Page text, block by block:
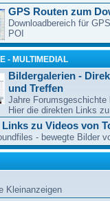
GPS Routen zum
Downloadbereich für
POI
- MULTIMEDIAL
Bildergalerien -
und Treffen
Jahre
Hier die direkten Links
zu Videos von
- bewegte Bilder
Kleinanzeigen